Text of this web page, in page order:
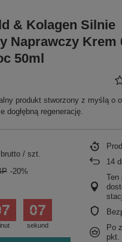
& Kolagen Silnie
Naprawczy Krem
50ml
produkt stworzony z myślą o
dogłębną regenerację.
/ szt.
-20%
sekund
06
14
Ten
Po
pkt.